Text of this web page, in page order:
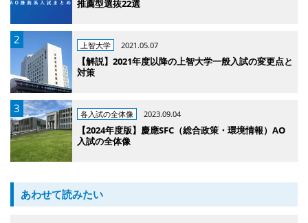
推薦型選抜22選
上智大学 2021.05.07
【解説】2021年度以降の上智大学一般入試の変更点と
対策
各入試の全体像 2023.09.04
【2024年度版】慶應SFC（総合政策・環境情報）AO
入試の全体像
あわせて読みたい